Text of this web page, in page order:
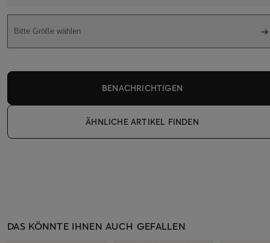
Bitte Größe wählen
BENACHRICHTIGEN
ÄHNLICHE ARTIKEL FINDEN
DAS KÖNNTE IHNEN AUCH GEFALLEN